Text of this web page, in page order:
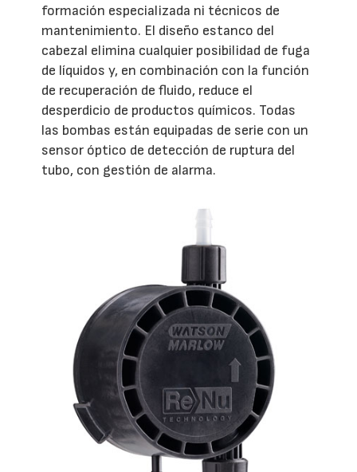
formación especializada ni técnicos de
mantenimiento. El diseño estanco del
cabezal elimina cualquier posibilidad de fuga
de líquidos y, en combinación con la función
de recuperación de fluido, reduce el
desperdicio de productos químicos. Todas
las bombas están equipadas de serie con un
sensor óptico de detección de ruptura del
tubo, con gestión de alarma.